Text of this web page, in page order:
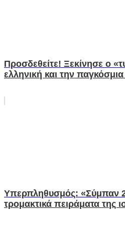
Προσδεθείτε! Ξεκίνησε ο
ελληνική και την παγκόσμια
Υπερπληθυσμός: «Σύμπαν
τρομακτικά πειράματα της